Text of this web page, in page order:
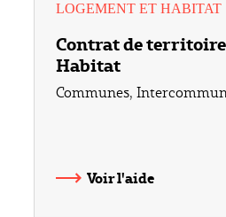
LOGEMENT ET HABITAT
Contrat de
Habitat
Communes,
Voir l'aide